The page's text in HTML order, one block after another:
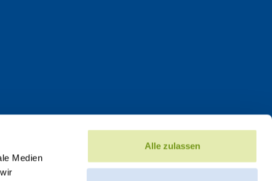
Medien
Alle zulassen